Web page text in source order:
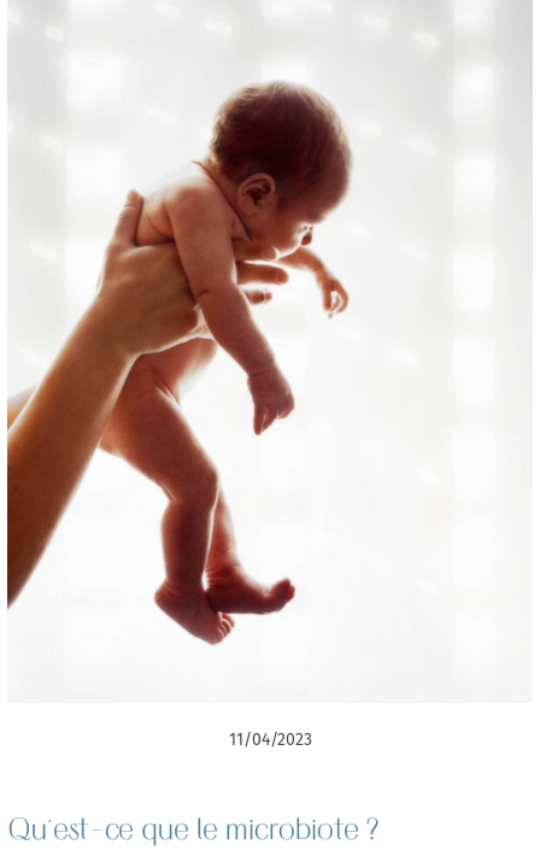
11/04/2023
Qu'est-ce que le microbiote ?